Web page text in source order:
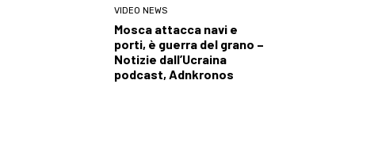
VIDEO NEWS
Mosca attacca navi e
porti, è guerra del grano –
Notizie dall’Ucraina
podcast, Adnkronos